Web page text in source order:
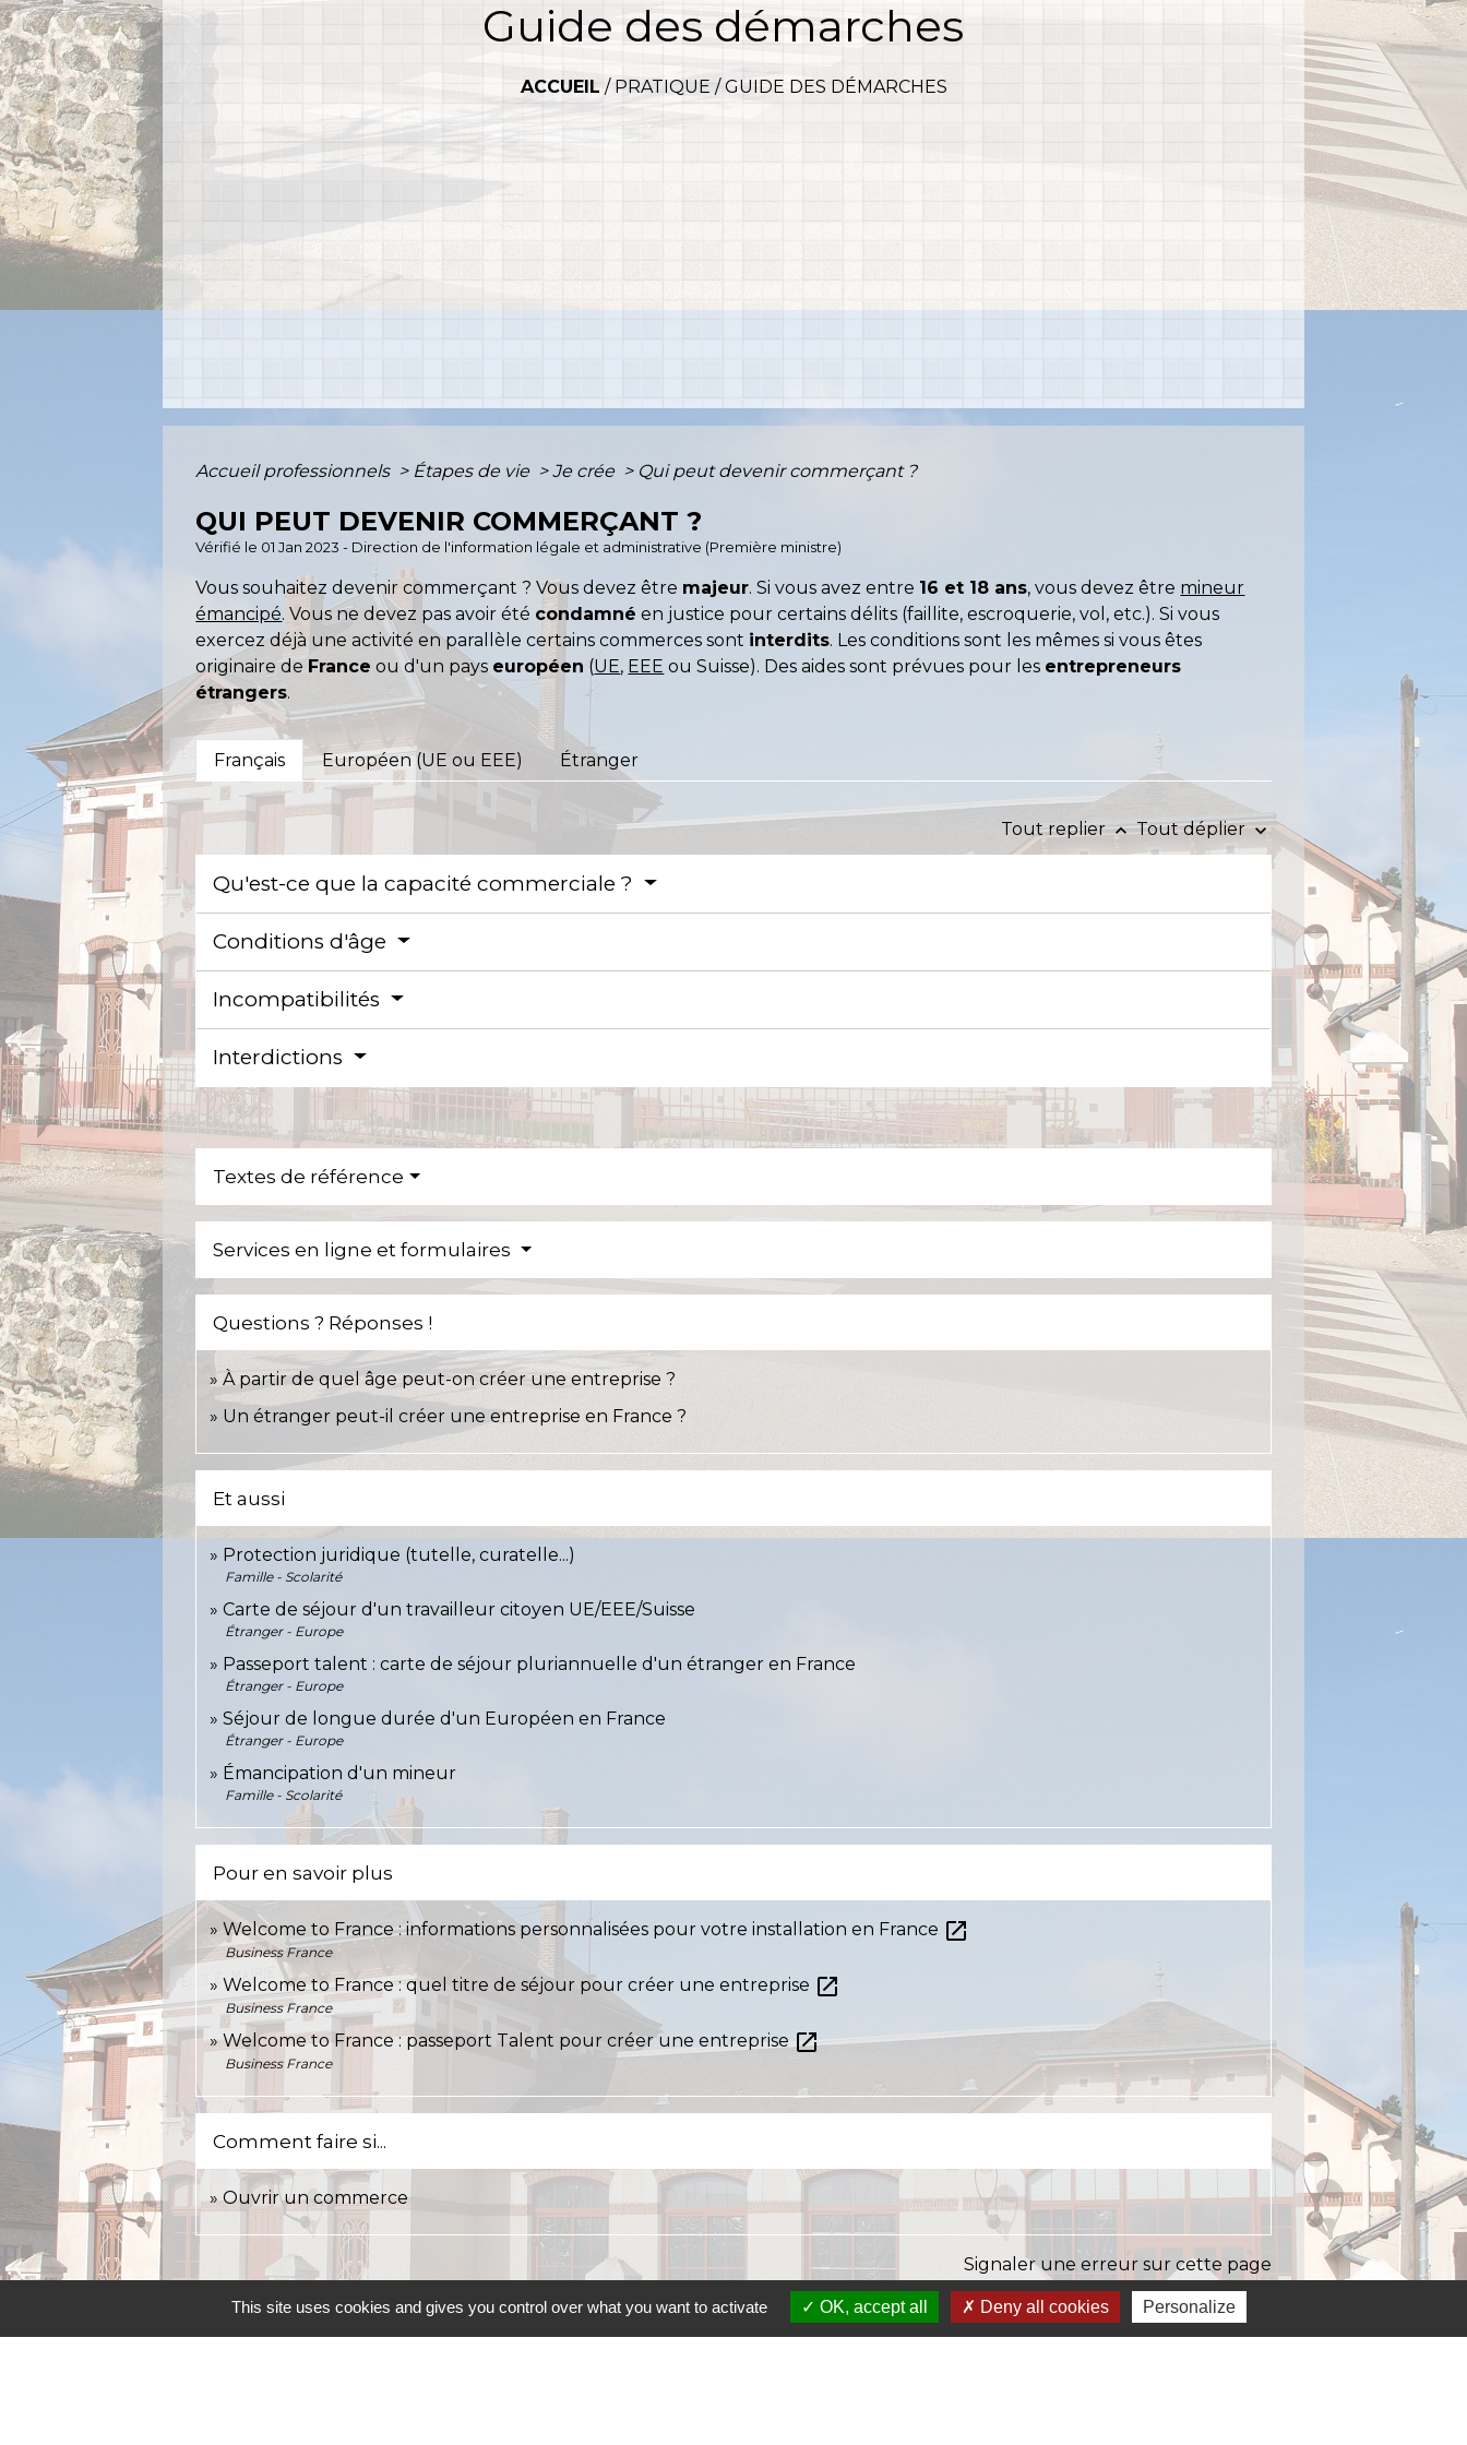
Guide des démarches
ACCUEIL/ PRATIQUE /GUIDE DES DÉMARCHES
Accueil professionnels > Étapes de vie > Je crée > Qui peut devenir commerçant ?
QUI PEUT DEVENIR COMMERÇANT ?
Vérifié le 01 Jan 2023 - Direction de l'information légale et administrative (Première ministre)
Vous souhaitez devenir commerçant ? Vous devez être majeur. Si vous avez entre 16 et 18 ans, vous devez être mineur
émancipé. Vous ne devez pas avoir été condamné en justice pour certains délits (faillite, escroquerie, vol, etc.). Si vous
exercez déjà une activité en parallèle certains commerces sont interdits. Les conditions sont les mêmes si vous êtes
originaire de France ou d'un pays européen (UE, EEE ou Suisse). Des aides sont prévues pour les entrepreneurs
étrangers.
Français Européen (UE ou EEE) Étranger
Tout replierkeyboard_arrow_up Tout déplierkeyboard_arrow_down
Qu'est-ce que la capacité commerciale ?
Conditions d'âge
Incompatibilités
Interdictions
Textes de référence
Services en ligne et formulaires
Questions ? Réponses !
À partir de quel âge peut-on créer une entreprise ?
Un étranger peut-il créer une entreprise en France ?
Et aussi
Protection juridique (tutelle, curatelle...)
Famille - Scolarité
Carte de séjour d'un travailleur citoyen UE/EEE/Suisse
Étranger - Europe
Passeport talent : carte de séjour pluriannuelle d'un étranger en France
Étranger - Europe
Séjour de longue durée d'un Européen en France
Étranger - Europe
Émancipation d'un mineur
Famille - Scolarité
Pour en savoir plus
Welcome to France : informations personnalisées pour votre installation en France open_in_new
Business France
Welcome to France : quel titre de séjour pour créer une entreprise open_in_new
Business France
Welcome to France : passeport Talent pour créer une entreprise open_in_new
Business France
Comment faire si...
Ouvrir un commerce
Signaler une erreur sur cette page
This site uses cookies and gives you control over what you want to activate OK, accept all Deny all cookies Personalize